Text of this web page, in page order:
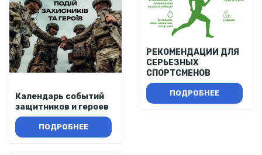
Календарь событий
защитников и героев
ПОДРОБНЕЕ
РЕКОМЕНДАЦИИ ДЛЯ
СЕРЬЕЗНЫХ
СПОРТСМЕНОВ
ПОДРОБНЕЕ